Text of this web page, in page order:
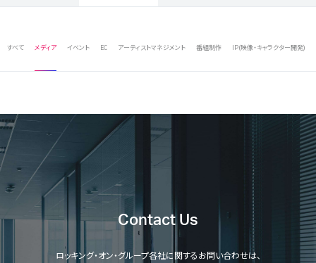
すべて メディア イベント EC アーティストマネジメント 番組制作 IP(映像・キャラクター開発)
Contact Us
ロッキング・オン・グループ各社に関するお問い合わせは、